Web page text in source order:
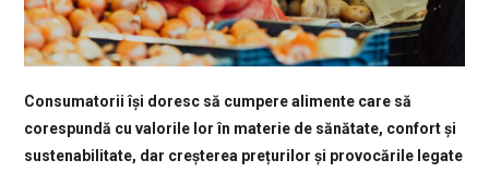
Consumatorii își doresc să cumpere alimente care să
corespundă cu valorile lor în materie de sănătate, confort și
sustenabilitate, dar creșterea prețurilor și provocările legate